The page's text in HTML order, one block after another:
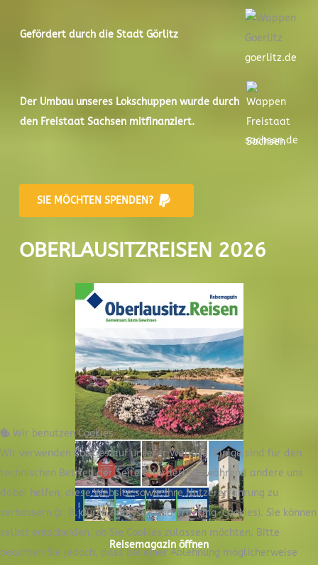
Gefördert durch die Stadt Görlitz
goerlitz.de
Der Umbau unseres Lokschuppen wurde durch
den Freistaat Sachsen mitfinanziert.
sachsen.de
SIE MÖCHTEN SPENDEN?
OBERLAUSITZREISEN 2026
Reisemagazin öffnen
Wir benutzen Cookies
Wir verwenden Cookies auf unserer Website. Einige sind für den
technischen Betrieb der Seite erforderlich, während andere uns
dabei helfen, diese Website sowie Ihre Nutzererfahrung zu
verbessern (z. B. durch Analyse- und Tracking-Cookies). Sie können
selbst entscheiden, ob Sie Cookies zulassen möchten. Bitte
beachten Sie jedoch, dass bei einer Ablehnung möglicherweise